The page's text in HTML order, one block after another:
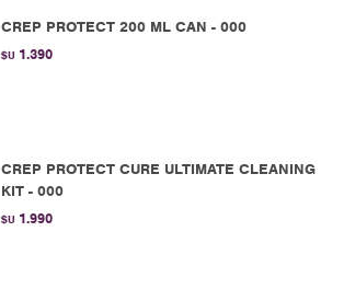
CREP PROTECT 200 ML CAN - 000
$U 1.390
CREP PROTECT CURE ULTIMATE CLEANING
KIT - 000
$U 1.990